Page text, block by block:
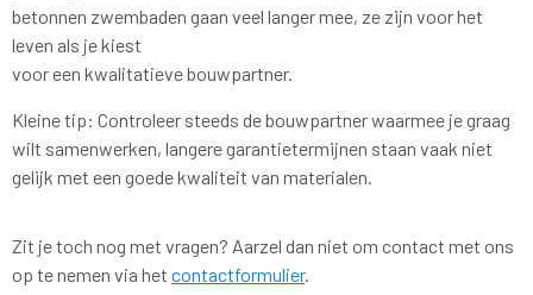
betonnen zwembaden gaan veel langer mee, ze zijn voor het
leven als je kiest
voor een kwalitatieve bouwpartner.
Kleine tip: Controleer steeds de bouwpartner waarmee je graag
wilt samenwerken, langere garantietermijnen staan vaak niet
gelijk met een goede kwaliteit van materialen.
Zit je toch nog met vragen? Aarzel dan niet om contact met ons
op te nemen via het contactformulier.